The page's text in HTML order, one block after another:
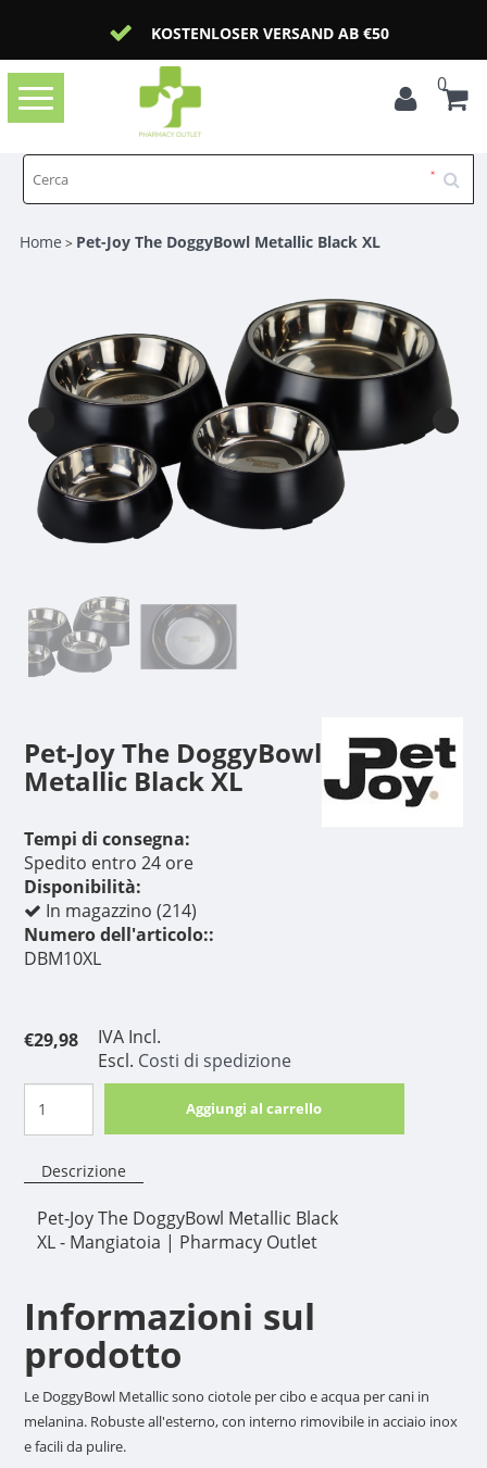
KOSTENLOSER VERSAND AB €50
Toggle
navigation
0
Home > Pet-Joy The DoggyBowl Metallic Black XL
Pet-Joy The DoggyBowl
Metallic Black XL
Tempi di consegna:
Spedito entro 24 ore
Disponibilità:
In magazzino (214)
Numero dell'articolo::
DBM10XL
€29,98
IVA Incl.
Escl. Costi di spedizione
Aggiungi al carrello
Descrizione
Pet-Joy The DoggyBowl Metallic Black
XL - Mangiatoia | Pharmacy Outlet
Informazioni sul
prodotto
Le DoggyBowl Metallic sono ciotole per cibo e acqua per cani in
melanina. Robuste all'esterno, con interno rimovibile in acciaio inox
e facili da pulire.